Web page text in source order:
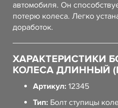
автомобиля. Он
потерю колеса. Легко
доработок.
ХАРАКТЕРИСТИКИ
КОЛЕСА ДЛИННЫЙ
Артикул: 12345
Тип: Болт ступицы